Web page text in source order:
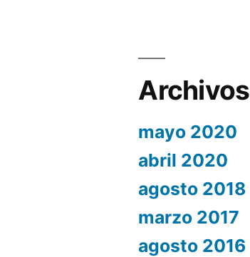
Archivos
mayo 2020
abril 2020
agosto 2018
marzo 2017
agosto 2016